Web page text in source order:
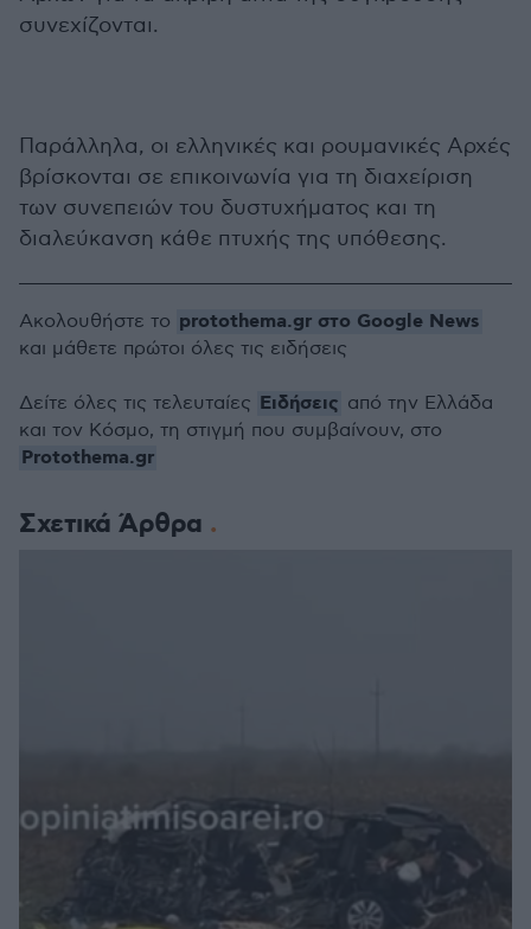
συνεχίζονται.
Παράλληλα, οι ελληνικές και ρουμανικές Αρχές
βρίσκονται σε επικοινωνία για τη διαχείριση
των συνεπειών του δυστυχήματος και τη
διαλεύκανση κάθε πτυχής της υπόθεσης.
Σχετικά Άρθρα
Ακολουθήστε το protothema.gr στο Google News
και μάθετε πρώτοι όλες τις ειδήσεις
Δείτε όλες τις τελευταίες Ειδήσεις από την Ελλάδα
και τον Κόσμο, τη στιγμή που συμβαίνουν, στο
Protothema.gr